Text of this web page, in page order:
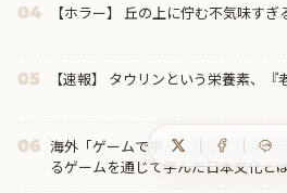
04 【ホラー】 丘の上に佇む不気味す
05 【速報】 タウリンという栄養素、
06 海外「ゲームで学んだ日本文化は本
るゲームを通じて学んだ日本文化と